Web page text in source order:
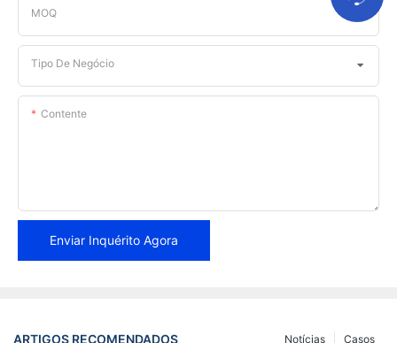
MOQ
Tipo De Negócio
Contente
Enviar Inquérito Agora
ARTIGOS RECOMENDADOS Casos
Notícias